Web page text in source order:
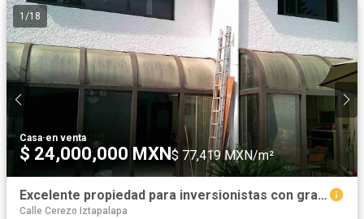
1/18
Casa·en venta
$ 24,000,000 MXN$ 77,419 MXN/m²
Excelente propiedad para inversionistas con gran ubicación (Col. Valle del Sur, Benito Juárez CDMX)
Calle Cerezo Iztapalapa